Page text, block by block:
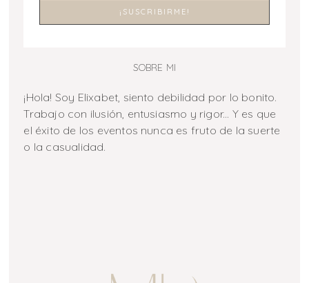
SOBRE MI
¡Hola! Soy Elixabet, siento debilidad por lo bonito.
Trabajo con ilusión, entusiasmo y rigor... Y es que
el éxito de los eventos nunca es fruto de la suerte
o la casualidad.